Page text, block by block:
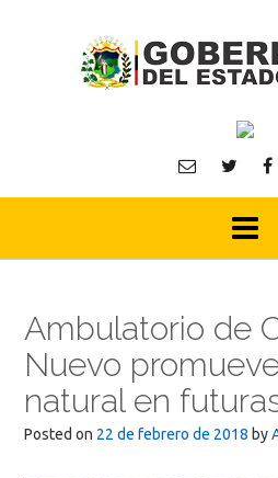
Ambulatorio de
Nuevo
natural en
Posted on 22 de febrero de 2018 by